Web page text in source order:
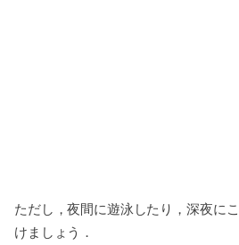
ただし，夜間に遊泳したり，深夜に
けましょう．